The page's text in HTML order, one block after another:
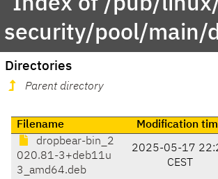
security/pool/main/
Directories
Parent directory
Filename Modification
dropbear-bin_2
020.81-3+deb11u
3_amd64.deb
2025-05-17
CEST